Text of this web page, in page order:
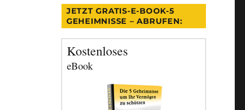
JETZT GRATIS-E-BOOK-5
GEHEIMNISSE – ABRUFEN:
Kostenloses
eBook